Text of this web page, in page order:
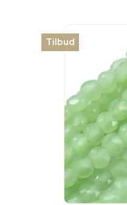
Tilbud